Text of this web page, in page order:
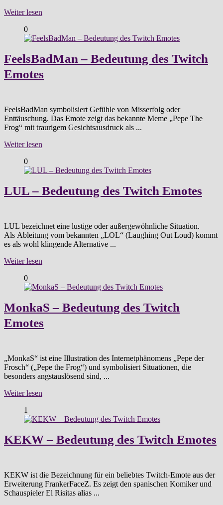
Weiter lesen
0
FeelsBadMan – Bedeutung des Twitch
Emotes
FeelsBadMan symbolisiert Gefühle von Misserfolg oder
Enttäuschung. Das Emote zeigt das bekannte Meme „Pepe The
Frog“ mit traurigem Gesichtsausdruck als ...
Weiter lesen
0
LUL – Bedeutung des Twitch Emotes
LUL bezeichnet eine lustige oder außergewöhnliche Situation.
Als Ableitung vom bekannten „LOL“ (Laughing Out Loud) kommt
es als wohl klingende Alternative ...
Weiter lesen
0
MonkaS – Bedeutung des Twitch
Emotes
„MonkaS“ ist eine Illustration des Internetphänomens „Pepe der
Frosch“ („Pepe the Frog“) und symbolisiert Situationen, die
besonders angstauslösend sind, ...
Weiter lesen
1
KEKW – Bedeutung des Twitch Emotes
KEKW ist die Bezeichnung für ein beliebtes Twitch-Emote aus der
Erweiterung FrankerFaceZ. Es zeigt den spanischen Komiker und
Schauspieler El Risitas alias ...